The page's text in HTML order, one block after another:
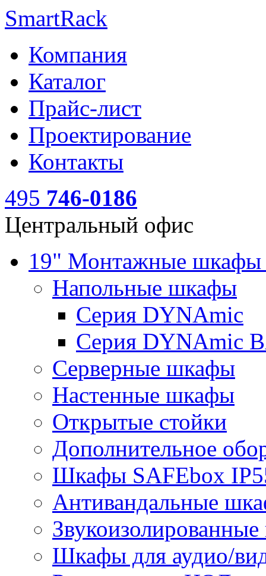
SmartRack
Компания
Каталог
Прайс-лист
Проектирование
Контакты
495 746-0186
Центральный офис
19" Монтажные
Напольные шкафы
Серия DYNAmic
Серия DYNAmic
Серверные шкафы
Настенные шкафы
Открытые стойки
Дополнительное
Шкафы SAFEbox
Антивандальные
Шкафы для аудио/